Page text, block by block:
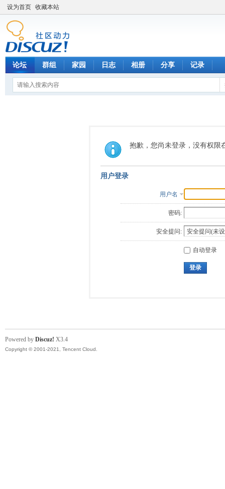
设为首页 收藏本站
论坛 群组 家园 日志 相册 分享 记录
抱歉，您尚未登录，没有权限
用户登录
用户名
密码:
安全提问:
自动登录
登录
Powered by Discuz! X3.4
Copyright © 2001-2021, Tencent Cloud.